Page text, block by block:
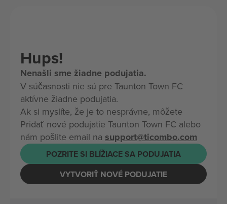
Hups!
Nenašli sme žiadne podujatia.
V súčasnosti nie sú pre Taunton Town FC
aktívne žiadne podujatia.
Ak si myslíte, že je to nesprávne, môžete
Pridať nové podujatie Taunton Town FC alebo
nám pošlite email na support@ticombo.com
POZRITE SI BLÍŽIACE SA PODUJATIA
VYTVORIŤ NOVÉ PODUJATIE